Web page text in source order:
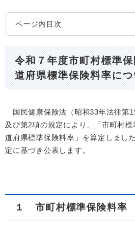
ページ内目次
令和７年度市町村標準
道府県標準保険料率に
国民健康保険法（昭和33年法律第
及び第2項の規定により、「市町村
道府県標準保険料率」を算定しまし
定に基づき公表します。
１ 市町村標準保険料率